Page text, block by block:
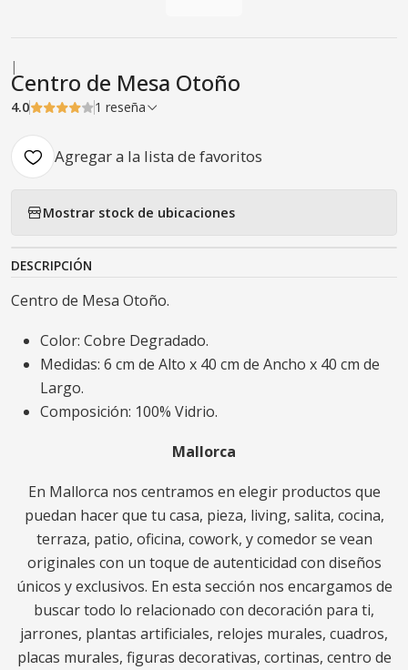
|
Centro de Mesa Otoño
4.0 1 reseña
Agregar a la lista de favoritos
Mostrar stock de ubicaciones
DESCRIPCIÓN
Centro de Mesa Otoño.
Color: Cobre Degradado.
Medidas: 6 cm de Alto x 40 cm de Ancho x 40 cm de
Largo.
Composición: 100% Vidrio.
Mallorca
En Mallorca nos centramos en elegir productos que
puedan hacer que tu casa, pieza, living, salita, cocina,
terraza, patio, oficina, cowork, y comedor se vean
originales con un toque de autenticidad con diseños
únicos y exclusivos. En esta sección nos encargamos de
buscar todo lo relacionado con decoración para ti,
jarrones, plantas artificiales, relojes murales, cuadros,
placas murales, figuras decorativas, cortinas, centro de